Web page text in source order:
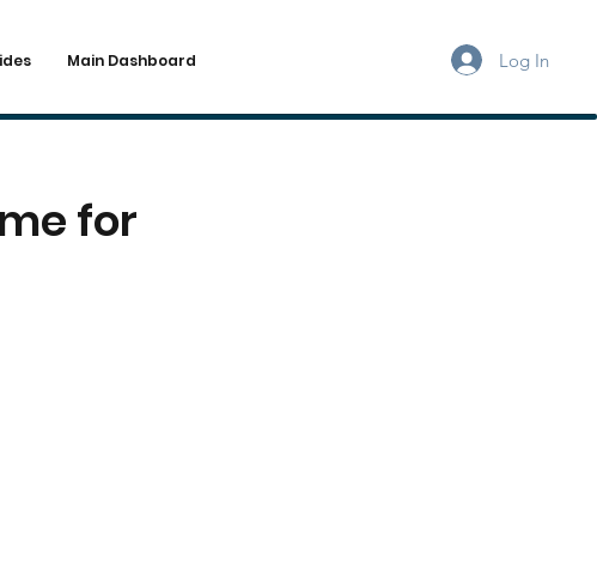
Main Dashboard Log In
for